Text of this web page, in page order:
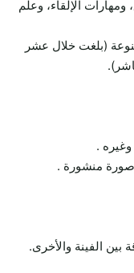
ومهارات الإلقاء، وعلم
(بلغت خلال عشر
.
منشورة .
الفينة والأخرى.